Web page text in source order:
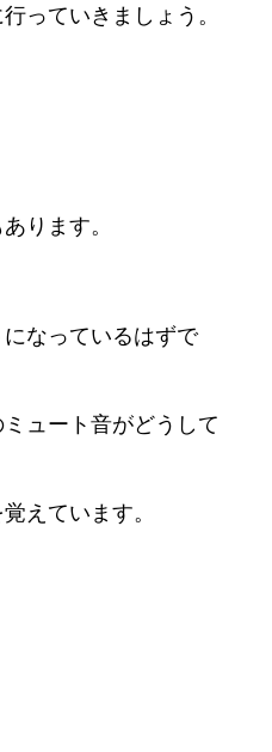
っていきましょう。
ります。
なっているはずで
ュート音がどうして
えています。